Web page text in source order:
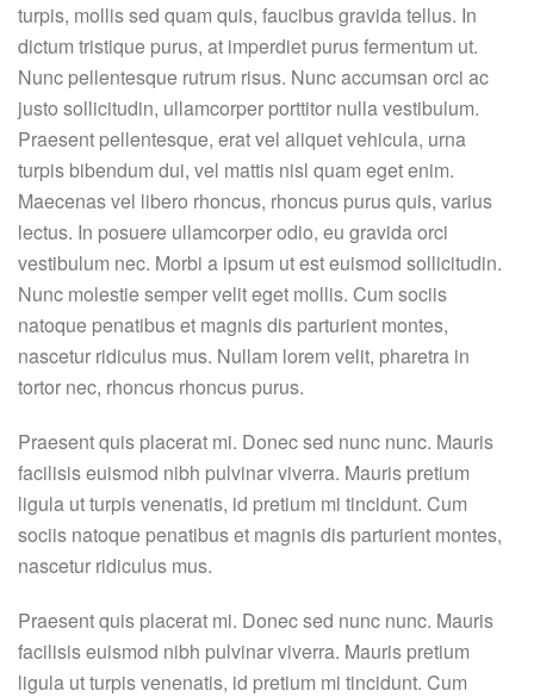
turpis, mollis sed quam quis, faucibus gravida tellus. In
dictum tristique purus, at imperdiet purus fermentum ut.
Nunc pellentesque rutrum risus. Nunc accumsan orci ac
justo sollicitudin, ullamcorper porttitor nulla vestibulum.
Praesent pellentesque, erat vel aliquet vehicula, urna
turpis bibendum dui, vel mattis nisl quam eget enim.
Maecenas vel libero rhoncus, rhoncus purus quis, varius
lectus. In posuere ullamcorper odio, eu gravida orci
vestibulum nec. Morbi a ipsum ut est euismod sollicitudin.
Nunc molestie semper velit eget mollis. Cum sociis
natoque penatibus et magnis dis parturient montes,
nascetur ridiculus mus. Nullam lorem velit, pharetra in
tortor nec, rhoncus rhoncus purus.
Praesent quis placerat mi. Donec sed nunc nunc. Mauris
facilisis euismod nibh pulvinar viverra. Mauris pretium
ligula ut turpis venenatis, id pretium mi tincidunt. Cum
sociis natoque penatibus et magnis dis parturient montes,
nascetur ridiculus mus.
Praesent quis placerat mi. Donec sed nunc nunc. Mauris
facilisis euismod nibh pulvinar viverra. Mauris pretium
ligula ut turpis venenatis, id pretium mi tincidunt. Cum